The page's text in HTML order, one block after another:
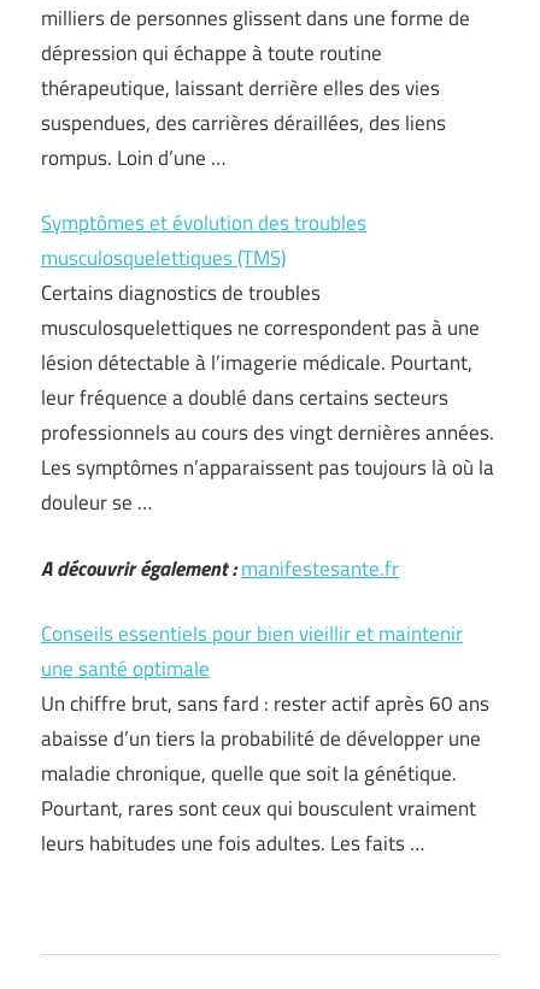
milliers de personnes glissent dans une forme de
dépression qui échappe à toute routine
thérapeutique, laissant derrière elles des vies
suspendues, des carrières déraillées, des liens
rompus. Loin d’une …
Symptômes et évolution des troubles
musculosquelettiques (TMS)
Certains diagnostics de troubles
musculosquelettiques ne correspondent pas à une
lésion détectable à l’imagerie médicale. Pourtant,
leur fréquence a doublé dans certains secteurs
professionnels au cours des vingt dernières années.
Les symptômes n’apparaissent pas toujours là où la
douleur se …
A découvrir également :manifestesante.fr
Conseils essentiels pour bien vieillir et maintenir
une santé optimale
Un chiffre brut, sans fard : rester actif après 60 ans
abaisse d’un tiers la probabilité de développer une
maladie chronique, quelle que soit la génétique.
Pourtant, rares sont ceux qui bousculent vraiment
leurs habitudes une fois adultes. Les faits …